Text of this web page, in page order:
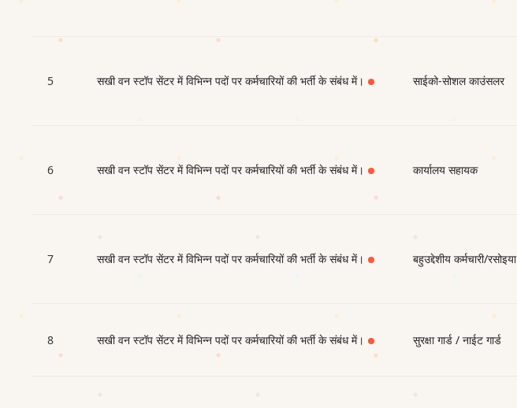
5 सखी वन स्टॉप सेंटर में विभिन्न पदों पर कर्मचारियों की भर्ती के संबंध में। साईको-सोशल काउंसलर
6 सखी वन स्टॉप सेंटर में विभिन्न पदों पर कर्मचारियों की भर्ती के संबंध में। कार्यालय सहायक
7 सखी वन स्टॉप सेंटर में विभिन्न पदों पर कर्मचारियों की भर्ती के संबंध में। बहुउद्देशीय कर्मचारी/रसोइया
8 सखी वन स्टॉप सेंटर में विभिन्न पदों पर कर्मचारियों की भर्ती के संबंध में। सुरक्षा गार्ड / नाईट गार्ड